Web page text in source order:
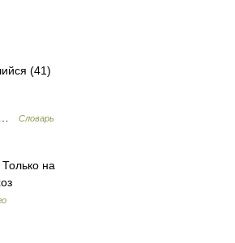
(41)
…
Словарь
на